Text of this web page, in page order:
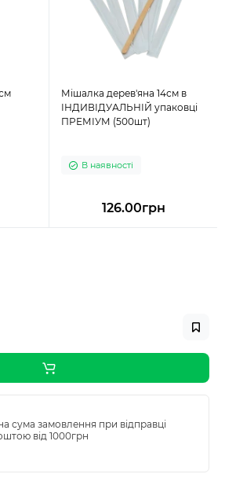
Мішалка дерев'яна 14см в
ІНДИВІДУАЛЬНІЙ упаковці
ПРЕМІУМ (500шт)
В наявності
126.00грн
сума замовлення при відправці
від 1000грн